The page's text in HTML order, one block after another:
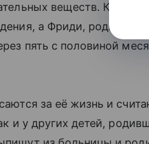
веществ. К
а Фриди,
пять с половиной
за её жизнь и
и у других детей,